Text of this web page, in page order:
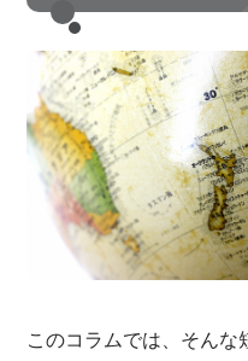
このコラムでは、そんな